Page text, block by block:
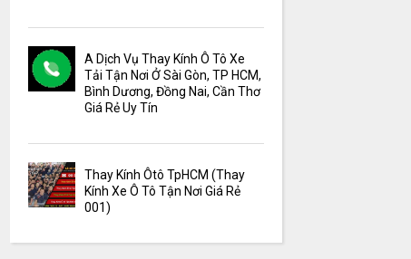
A Dịch Vụ Thay Kính Ô Tô Xe
Tải Tận Nơi Ở Sài Gòn, TP HCM,
Bình Dương, Đồng Nai, Cần Thơ
Giá Rẻ Uy Tín
Thay Kính Ôtô TpHCM (Thay
Kính Xe Ô Tô Tận Nơi Giá Rẻ
001)